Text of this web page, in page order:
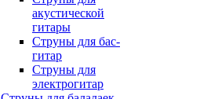
акустической
гитары
Струны для бас-
гитар
Струны для
электрогитар